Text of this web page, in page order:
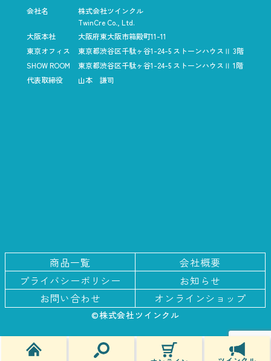
会社名
株式会社ツインクル
TwinCre Co., Ltd.
大阪本社
大阪府東大阪市箱殿町11-11
東京オフィス
東京都渋谷区千駄ヶ谷1-24-5 ストーンハウスⅡ 3階
SHOW ROOM
東京都渋谷区千駄ヶ谷1-24-5 ストーンハウスⅡ 1階
代表取締役
山本 謙司
商品一覧
会社概要
プライバシーポリシー
お知らせ
お問い合わせ
オンラインショップ
©株式会社ツインクル